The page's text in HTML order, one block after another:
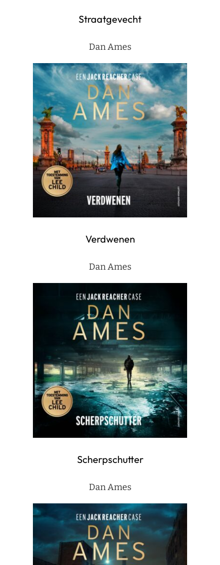
Straatgevecht
Dan Ames
Verdwenen
Dan Ames
Scherpschutter
Dan Ames